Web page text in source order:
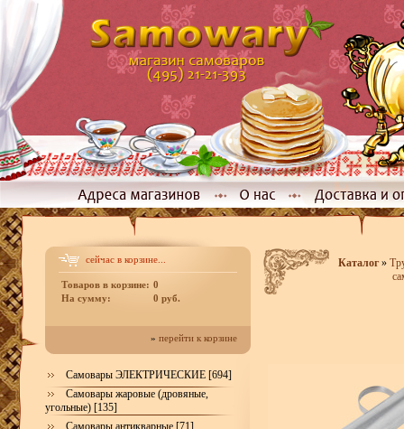
сейчас в корзине...
Товаров в корзине: 0
На сумму:
0 руб.
» перейти к корзине
Самовары ЭЛЕКТРИЧЕСКИЕ [694]
Самовары жаровые (дровяные,
угольные) [135]
Самовары антикварные [71]
Каталог»